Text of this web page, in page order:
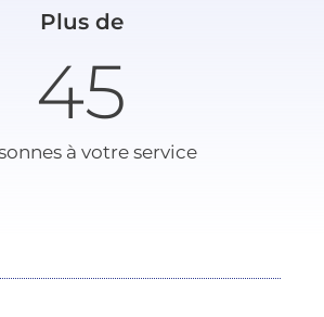
Plus de
à votre service
45